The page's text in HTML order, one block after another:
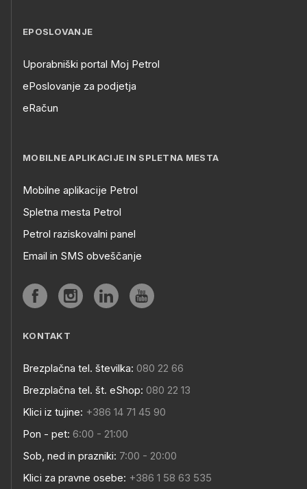
EPOSLOVANJE
Uporabniški portal Moj Petrol
ePoslovanje za podjetja
eRačun
MOBILNE APLIKACIJE IN SPLETNA MESTA
Mobilne aplikacije Petrol
Spletna mesta Petrol
Petrol raziskovalni panel
Email in SMS obveščanje
KONTAKT
Brezplačna tel. številka: 080 22 66
Brezplačna tel. št. eShop: 080 22 13
Klici iz tujine: +386 14 71 45 90
Pon - pet: 6:00 - 21:00
Sob, ned in prazniki: 7:00 - 20:00
Klici za pravne osebe: +386 1 58 63 535